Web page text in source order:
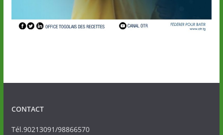
CONTACT
Tél.90213091/98866570